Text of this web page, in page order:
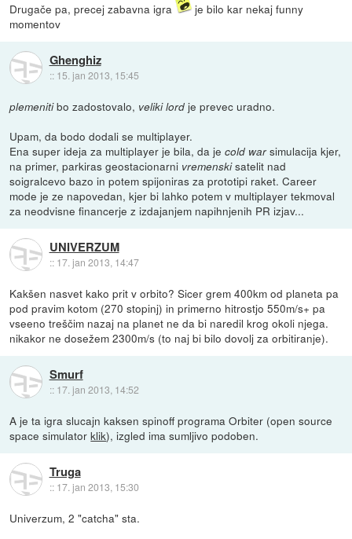
Drugače pa, precej zabavna igra
je bilo kar nekaj funny
momentov
Ghenghiz
:: 15. jan 2013, 15:45
plemenitibo zadostovalo, veliki lord je prevec uradno.
Upam, da bodo dodali se multiplayer.
Ena super ideja za multiplayer je bila, da jecold war simulacija kjer,
na primer, parkiras geostacionarni vremenskisatelit nad
soigralcevo bazo in potem spijoniras za prototipi raket. Career
mode je ze napovedan, kjer bi lahko potem v multiplayer tekmoval
za neodvisne financerje z izdajanjem napihnjenih PR izjav...
UNIVERZUM
:: 17. jan 2013, 14:47
Kakšen nasvet kako prit v orbito? Sicer grem 400km od planeta pa
pod pravim kotom (270 stopinj) in primerno hitrostjo 550m/s+ pa
vseeno treščim nazaj na planet ne da bi naredil krog okoli njega.
nikakor ne dosežem 2300m/s (to naj bi bilo dovolj za orbitiranje).
Smurf
:: 17. jan 2013, 14:52
A je ta igra slucajn kaksen spinoff programa Orbiter (open source
space simulatorklik), izgled ima sumljivo podoben.
Truga
:: 17. jan 2013, 15:30
Univerzum, 2 "catcha" sta.